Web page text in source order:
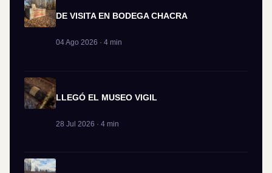
DE VISITA EN BODEGA CHACRA
04 Ago 2026 · 4 min
LLEGÓ EL MUSEO VIGIL
28 Jul 2026 · 4 min